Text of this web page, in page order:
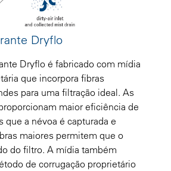
Dryflo
Dryflo é fabricado com mídia
que incorpora fibras
para uma filtração ideal. As
maior eficiência de
que a névoa é capturada e
maiores permitem que o
do filtro. A mídia também
de corrugação proprietário